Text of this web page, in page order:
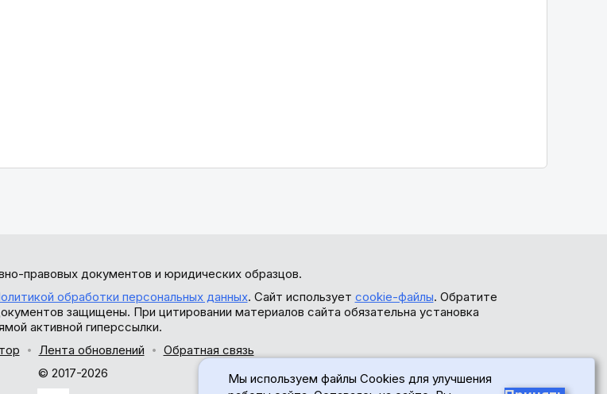
правовых документов и юридических образцов.
обработки персональных данных. Сайт использует cookie-файлы. Обратите
защищены. При цитировании материалов сайта обязательна установка
активной гиперссылки.
Лента обновлений
Обратная связь
© 2017-2026
Мы используем файлы Cookies для улучшения